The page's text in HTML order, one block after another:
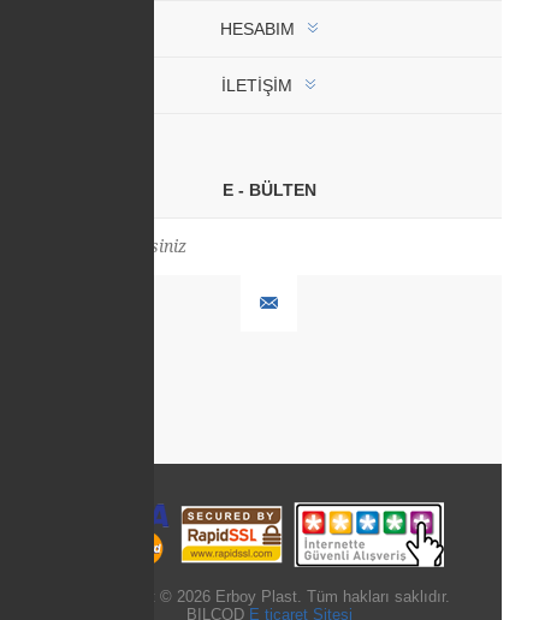
HESABIM
İLETIŞIM
E - BÜLTEN
Copyright © 2026 Erboy Plast. Tüm hakları saklıdır.
BILCOD E ticaret Sitesi